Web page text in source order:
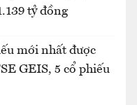
tỷ đồng
mới nhất được
GEIS, 5 cổ phiếu